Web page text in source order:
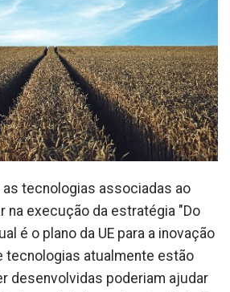
as tecnologias associadas ao
na execução da estratégia "Do
é o plano da UE para a inovação
tecnologias atualmente estão
desenvolvidas poderiam ajudar